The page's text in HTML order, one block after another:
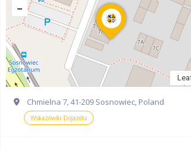
Chmielna 7, 41-209 Sosnowiec, Poland
Wskazówki Dojazdu